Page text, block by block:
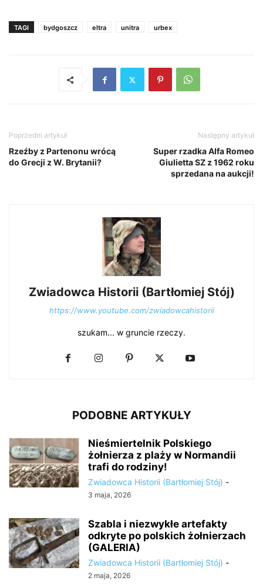
TAGI bydgoszcz eltra unitra urbex
Poprzedni artykuł
Rzeźby z Partenonu wrócą
do Grecji z W. Brytanii?
Następny artykuł
Super rzadka Alfa Romeo
Giulietta SZ z 1962 roku
sprzedana na aukcji!
Zwiadowca Historii (Bartłomiej Stój)
https://www.youtube.com/zwiadowcahistorii
szukam... w gruncie rzeczy.
PODOBNE ARTYKUŁY
Nieśmiertelnik Polskiego
żołnierza z plaży w Normandii
trafi do rodziny!
Zwiadowca Historii (Bartłomiej Stój) -
3 maja, 2026
Szabla i niezwykłe artefakty
odkryte po polskich żołnierzach
(GALERIA)
Zwiadowca Historii (Bartłomiej Stój) -
2 maja, 2026